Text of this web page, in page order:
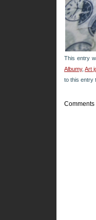
This entry
Albumy,Art
to this entry
Comments